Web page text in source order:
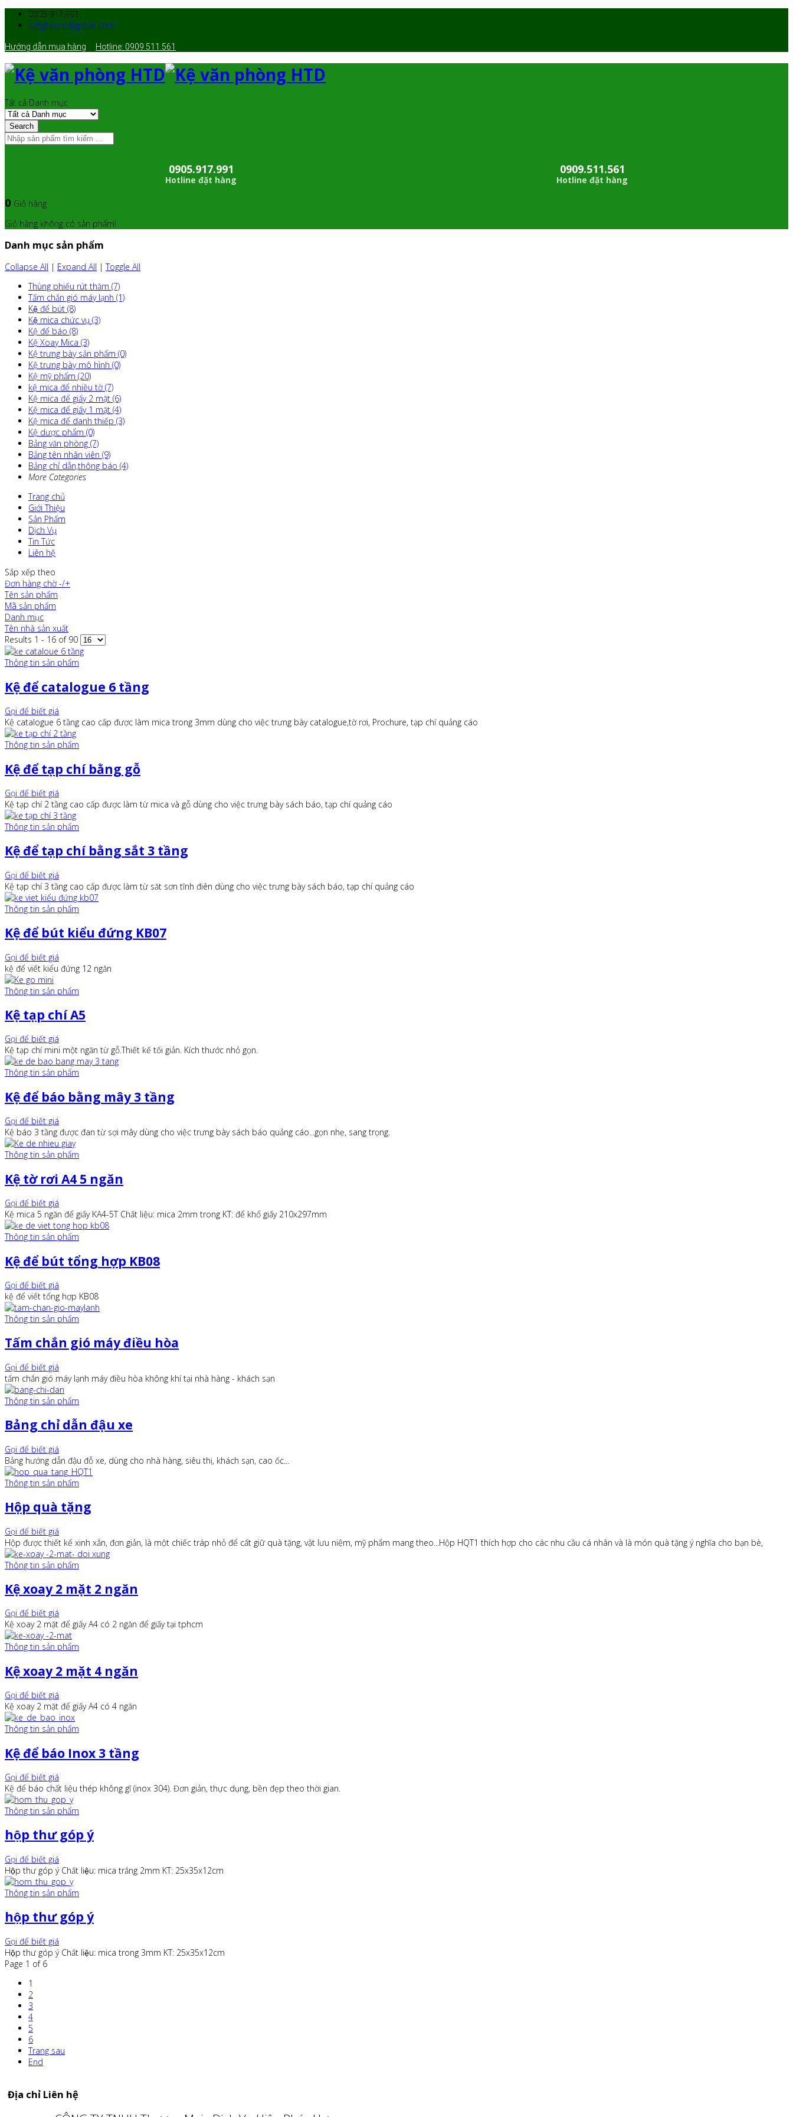
0905.917.991
sangtaoqc@gmail.com
Hướng dẫn mua hàng Hotline: 0909.511.561
Tất cả Danh mục
Search
0905.917.991
Hotline đặt hàng
0909.511.561
Hotline đặt hàng
0 Giỏ hàng
Giỏ hàng không có sản phẩm!
Danh mục sản phẩm
Collapse All | Expand All |Toggle All
Thùng phiếu rút thăm (7)
Tấm chắn gió máy lạnh (1)
Kệ để bút (8)
Kệ mica chức vụ (3)
Kệ để báo (8)
Kệ Xoay Mica (3)
Kệ trưng bày sản phẩm (0)
Kệ trưng bày mô hình (0)
Kệ mỹ phẩm (20)
kệ mica để nhiều tờ (7)
Kệ mica để giấy 2 mặt (6)
Kệ mica để giấy 1 mặt (4)
Kệ mica để danh thiếp (3)
Kệ dược phẩm (0)
Bảng văn phòng (7)
Bảng tên nhân viên (9)
Bảng chỉ dẫn,thông báo (4)
More Categories
Trang chủ
Giới Thiệu
Sản Phẩm
Dịch Vụ
Tin Tức
Liên hệ
Sắp xếp theo
Đơn hàng chờ -/+
Tên sản phẩm
Mã sản phẩm
Danh mục
Tên nhà sản xuất
Results 1 - 16 of 90
Thông tin sản phẩm
Kệ để catalogue 6 tầng
Gọi để biết giá
Kệ catalogue 6 tầng cao cấp được làm mica trong 3mm dùng cho việc trưng bày catalogue,tờ rơi, Prochure, tạp chí quảng cáo
Thông tin sản phẩm
Kệ để tạp chí bằng gỗ
Gọi để biết giá
Kệ tạp chí 2 tầng cao cấp được làm từ mica và gỗ dùng cho việc trưng bày sách báo, tạp chí quảng cáo
Thông tin sản phẩm
Kệ để tạp chí bằng sắt 3 tầng
Gọi để biết giá
Kệ tạp chí 3 tầng cao cấp được làm từ săt sơn tĩnh điên dùng cho việc trưng bày sách báo, tạp chí quảng cáo
Thông tin sản phẩm
Kệ để bút kiểu đứng KB07
Gọi để biết giá
kệ để viết kiểu đứng 12 ngăn
Thông tin sản phẩm
Kệ tạp chí A5
Gọi để biết giá
Kệ tạp chí mini một ngăn từ gỗ.Thiết kế tối giản. Kích thước nhỏ gọn.
Thông tin sản phẩm
Kệ để báo bằng mây 3 tầng
Gọi để biết giá
Kệ báo 3 tầng được đan từ sợi mây dùng cho việc trưng bày sách báo quảng cáo...gọn nhẹ, sang trọng.
Thông tin sản phẩm
Kệ tờ rơi A4 5 ngăn
Gọi để biết giá
Kệ mica 5 ngăn để giấy KA4-5T Chất liệu: mica 2mm trong KT: để khổ giấy 210x297mm
Thông tin sản phẩm
Kệ để bút tổng hợp KB08
Gọi để biết giá
kệ để viết tổng hợp KB08
Thông tin sản phẩm
Tấm chắn gió máy điều hòa
Gọi để biết giá
tấm chắn gió máy lạnh máy điều hòa không khí tại nhà hàng - khách sạn
Thông tin sản phẩm
Bảng chỉ dẫn đậu xe
Gọi để biết giá
Bảng hướng dẫn đậu đỗ xe, dùng cho nhà hàng, siêu thị, khách sạn, cao ốc...
Thông tin sản phẩm
Hộp quà tặng
Gọi để biết giá
Hộp được thiết kế xinh xắn, đơn giản, là một chiếc tráp nhỏ để cất giữ quà tặng, vật lưu niệm, mỹ phẩm mang theo...Hộp HQT1 thích hợp cho các nhu cầu cá nhân và là món quà tặng ý nghĩa cho bạn bè,
Thông tin sản phẩm
Kệ xoay 2 mặt 2 ngăn
Gọi để biết giá
Kệ xoay 2 mặt để giấy A4 có 2 ngăn để giấy tại tphcm
Thông tin sản phẩm
Kệ xoay 2 mặt 4 ngăn
Gọi để biết giá
Kệ xoay 2 mặt để giấy A4 có 4 ngăn
Thông tin sản phẩm
Kệ để báo Inox 3 tầng
Gọi để biết giá
Kệ để báo chất liệu thép không gĩ (inox 304). Đơn giản, thực dụng, bền đẹp theo thời gian.
Thông tin sản phẩm
hộp thư góp ý
Gọi để biết giá
Hộp thư góp ý Chất liệu: mica trắng 2mm KT: 25x35x12cm
Thông tin sản phẩm
hộp thư góp ý
Gọi để biết giá
Hộp thư góp ý Chất liệu: mica trong 3mm KT: 25x35x12cm
Page 1 of 6
1
2
3
4
5
6
Trang sau
End
Địa chỉ Liên hệ